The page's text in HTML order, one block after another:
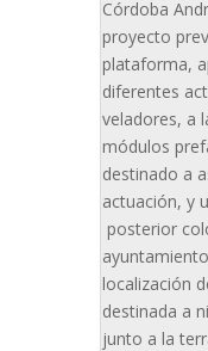
Córdoba
proyecto
plataforma,
diferentes
veladores, a
módulos
destinado a
actuación, y
posterior
localización
destinada a
junto a la